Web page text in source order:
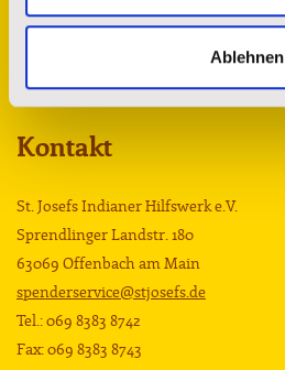
Ablehnen
Kontakt
St. Josefs Indianer Hilfswerk e.V.
Sprendlinger Landstr. 180
63069 Offenbach am Main
spenderservice@stjosefs.de
Tel.: 069 8383 8742
Fax: 069 8383 8743